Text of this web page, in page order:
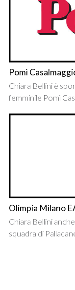
Pomì
Chiara Bellini è
femminile Pomì
Olimpia Milano
Chiara Bellini
squadra di